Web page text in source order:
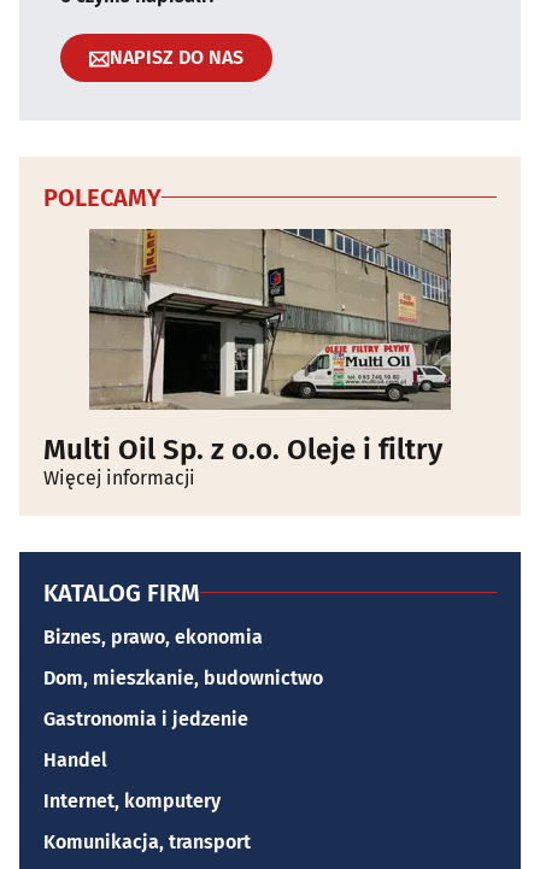
NAPISZ DO NAS
POLECAMY
Multi Oil Sp. z o.o. Oleje i filtry
Więcej informacji
KATALOG FIRM
Biznes, prawo, ekonomia
Dom, mieszkanie, budownictwo
Gastronomia i jedzenie
Handel
Internet, komputery
Komunikacja, transport